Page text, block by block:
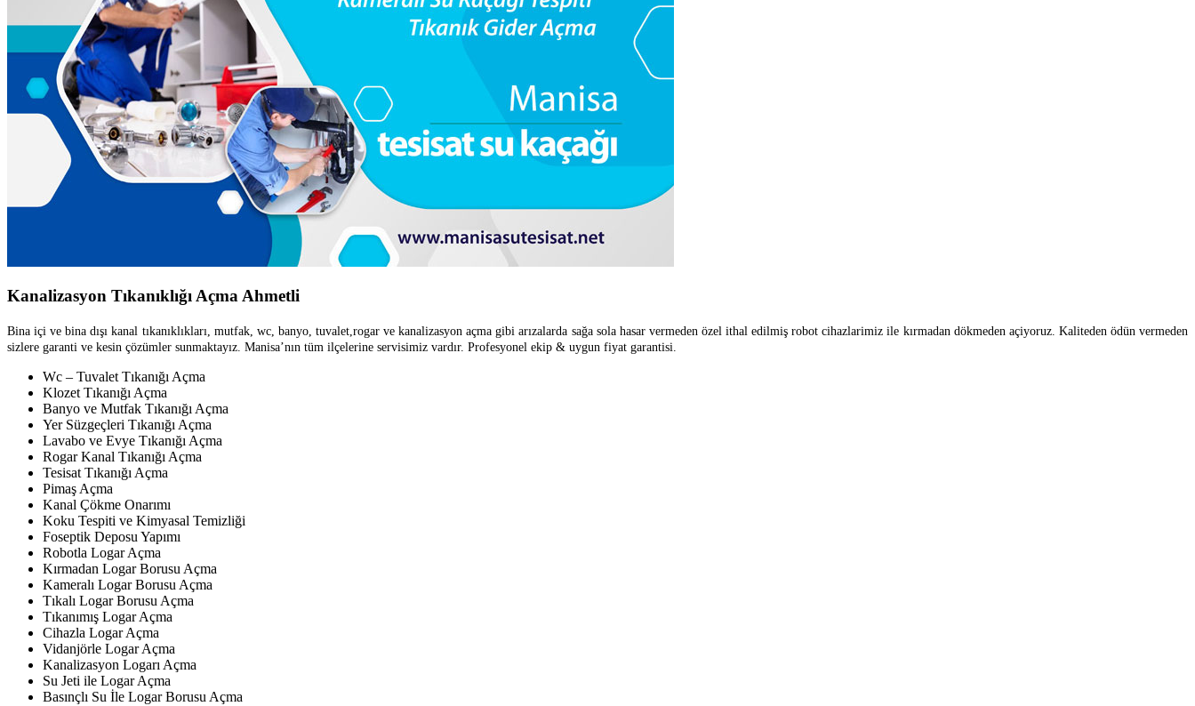
Kanalizasyon Tıkanıklığı Açma Ahmetli
Bina içi ve bina dışı kanal tıkanıklıkları, mutfak, wc, banyo, tuvalet,rogar ve kanalizasyon açma gibi arızalarda sağa sola hasar vermeden özel ithal edilmiş robot cihazlarimiz ile kırmadan dökmeden açiyoruz. Kaliteden ödün vermeden
sizlere garanti ve kesin çözümler sunmaktayız. Manisa’nın tüm ilçelerine servisimiz vardır. Profesyonel ekip & uygun fiyat garantisi.
Wc – Tuvalet Tıkanığı Açma
Klozet Tıkanığı Açma
Banyo ve Mutfak Tıkanığı Açma
Yer Süzgeçleri Tıkanığı Açma
Lavabo ve Evye Tıkanığı Açma
Rogar Kanal Tıkanığı Açma
Tesisat Tıkanığı Açma
Pimaş Açma
Kanal Çökme Onarımı
Koku Tespiti ve Kimyasal Temizliği
Foseptik Deposu Yapımı
Robotla Logar Açma
Kırmadan Logar Borusu Açma
Kameralı Logar Borusu Açma
Tıkalı Logar Borusu Açma
Tıkanımış Logar Açma
Cihazla Logar Açma
Vidanjörle Logar Açma
Kanalizasyon Logarı Açma
Su Jeti ile Logar Açma
Basınçlı Su İle Logar Borusu Açma